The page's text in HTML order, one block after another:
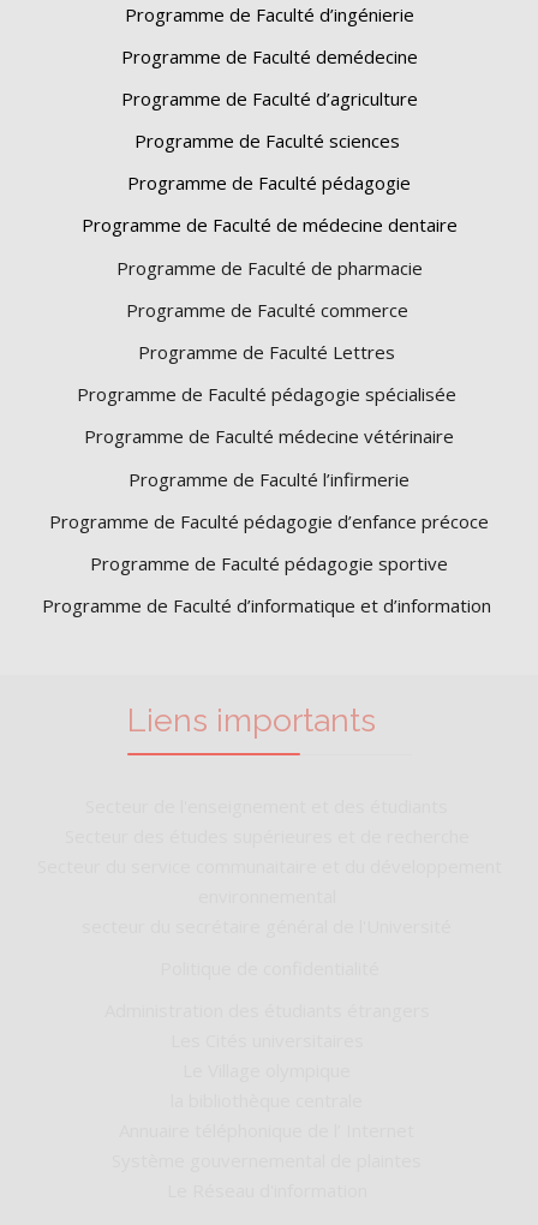
Programme de Faculté d’ingénierie
Programme de Faculté demédecine
Programme de Faculté d’agriculture
Programme de Faculté sciences
Programme de Faculté pédagogie
Programme de Faculté de médecine dentaire
Programme de Faculté de pharmacie
Programme de Faculté commerce
Programme de Faculté Lettres
Programme de Faculté pédagogie spécialisée
Programme de Faculté médecine vétérinaire
Programme de Faculté l’infirmerie
Programme de Faculté pédagogie d’enfance précoce
Programme de Faculté pédagogie sportive
Programme de Faculté d’informatique et d’information
Liens importants